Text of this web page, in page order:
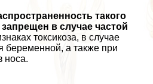
такого
в случае частой
токсикоза, в случае
беременной, а также при
носа.